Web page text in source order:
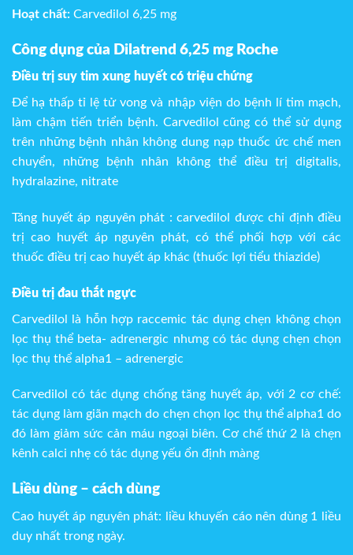
Hoạt chất: Carvedilol 6,25 mg
Công dụng của Dilatrend 6,25 mg Roche
Điều trị suy tim xung huyết có triệu chứng
Để hạ thấp tỉ lệ tử vong và nhập viện do bệnh lí tim mạch,
làm chậm tiến triển bệnh. Carvedilol cũng có thể sử dụng
trên những bệnh nhân không dung nạp thuốc ức chế men
chuyển, những bệnh nhân không thể điều trị digitalis,
hydralazine, nitrate
Tăng huyết áp nguyên phát : carvedilol được chỉ định điều
trị cao huyết áp nguyên phát, có thể phối hợp với các
thuốc điều trị cao huyết áp khác (thuốc lợi tiểu thiazide)
Điều trị đau thắt ngực
Carvedilol là hỗn hợp raccemic tác dụng chẹn không chọn
lọc thụ thể beta- adrenergic nhưng có tác dụng chẹn chọn
lọc thụ thể alpha1 – adrenergic
Carvedilol có tác dụng chống tăng huyết áp, với 2 cơ chế:
tác dụng làm giãn mạch do chẹn chọn lọc thụ thể alpha1 do
đó làm giảm sức cản máu ngoại biên. Cơ chế thứ 2 là chẹn
kênh calci nhẹ có tác dụng yếu ổn định màng
Liều dùng – cách dùng
Cao huyết áp nguyên phát: liều khuyến cáo nên dùng 1 liều
duy nhất trong ngày.